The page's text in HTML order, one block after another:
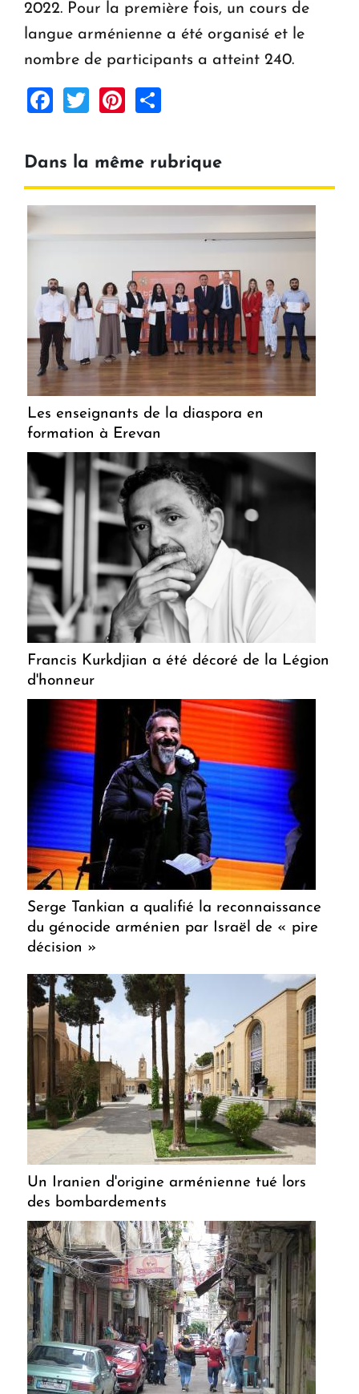
2022. Pour la première fois, un cours de
langue arménienne a été organisé et le
nombre de participants a atteint 240.
Facebook
TwitterPinterest
Dans la même rubrique
Les enseignants de la diaspora en
formation à Erevan
Francis Kurkdjian a été décoré de la Légion
d'honneur
Serge Tankian a qualifié la reconnaissance
du génocide arménien par Israël de « pire
décision »
Un Iranien d'origine arménienne tué lors
des bombardements